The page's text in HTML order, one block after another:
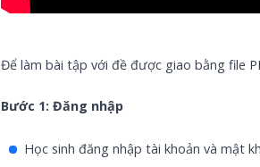
Để làm bài tập với đề được giao bằng file
Bước 1: Đăng nhập
Học sinh đăng nhập tài khoản và mật